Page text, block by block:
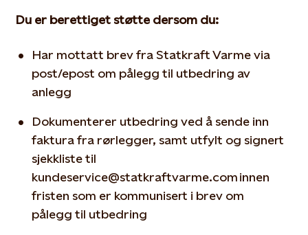
Du er berettiget støtte dersom du:
Har mottatt brev fra Statkraft Varme via
post/epost om pålegg til utbedring av
anlegg
Dokumenterer utbedring ved å sende inn
faktura fra rørlegger, samt utfylt og signert
sjekkliste til
kundeservice@statkraftvarme.com innen
fristen som er kommunisert i brev om
pålegg til utbedring